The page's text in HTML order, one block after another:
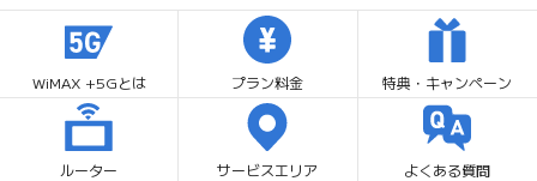
WiMAX +5Gとは プラン料金 特典・キャンペーン
ルーター サービスエリア よくある質問